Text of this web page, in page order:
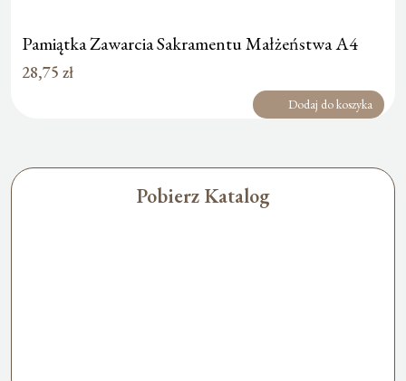
Pamiątka Zawarcia Sakramentu Małżeństwa A4
28,75 zł
Dodaj do koszyka
Pobierz Katalog